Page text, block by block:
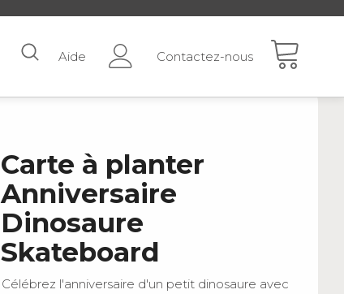
Aide Contactez-nous
Carte à planter
Anniversaire
Dinosaure
Skateboard
Célébrez l'anniversaire d'un petit dinosaure avec